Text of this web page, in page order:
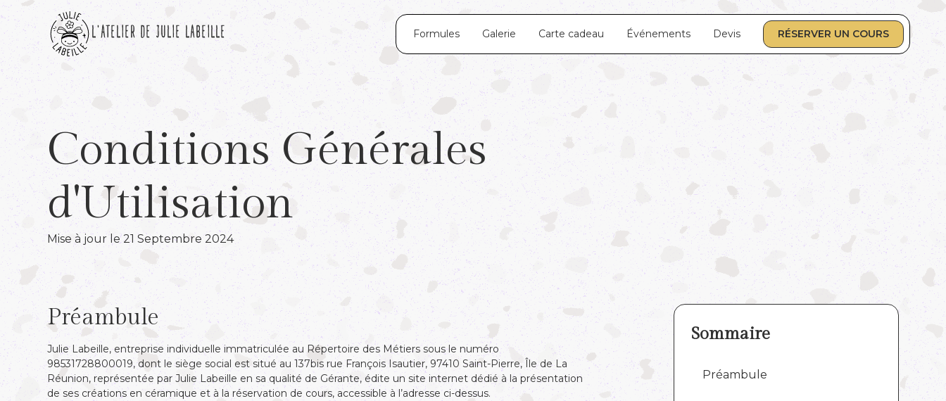
L'ATELIER DE JULIE LABEILLE Formules Galerie Carte cadeau Événements Devis RÉSERVER UN COURS
Conditions Générales
d'Utilisation
Mise à jour le 21 Septembre 2024
Préambule
Julie Labeille, entreprise individuelle immatriculée au Répertoire des Métiers sous le numéro
98531728800019, dont le siège social est situé au 137bis rue François Isautier, 97410 Saint-Pierre, Île de La
Réunion, représentée par Julie Labeille en sa qualité de Gérante, édite un site internet dédié à la présentation
de ses créations en céramique et à la réservation de cours, accessible à l’adresse ci-dessus.
Sommaire
Préambule